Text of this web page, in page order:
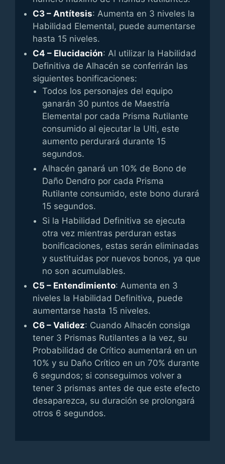
C3 – Antítesis: Aumenta en 3 niveles la
Habilidad Elemental, puede aumentarse
hasta 15 niveles.
C4 – Elucidación: Al utilizar la Habilidad
Definitiva de Alhacén se conferirán las
siguientes bonificaciones:
Todos los personajes del equipo
ganarán 30 puntos de Maestría
Elemental por cada Prisma Rutilante
consumido al ejecutar la Ulti, este
aumento perdurará durante 15
segundos.
Alhacén ganará un 10% de Bono de
Daño Dendro por cada Prisma
Rutilante consumido, este bono durará
15 segundos.
Si la Habilidad Definitiva se ejecuta
otra vez mientras perduran estas
bonificaciones, estas serán eliminadas
y sustituidas por nuevos bonos, ya que
no son acumulables.
C5 – Entendimiento: Aumenta en 3
niveles la Habilidad Definitiva, puede
aumentarse hasta 15 niveles.
C6 – Validez: Cuando Alhacén consiga
tener 3 Prismas Rutilantes a la vez, su
Probabilidad de Crítico aumentará en un
10% y su Daño Crítico en un 70% durante
6 segundos; si conseguimos volver a
tener 3 prismas antes de que este efecto
desaparezca, su duración se prolongará
otros 6 segundos.